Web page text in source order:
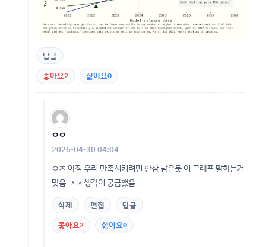
답글
좋아요2 싫어요0
ㅇㅇ
2026-04-30 04:04
ㅇㅈ 아직 우리 만족시키려면 한참 남은듯 이 그래프 말하는거
맞음 ㄳㄳ 생각이 궁금했음
삭제 편집
답글
좋아요2 싫어요0